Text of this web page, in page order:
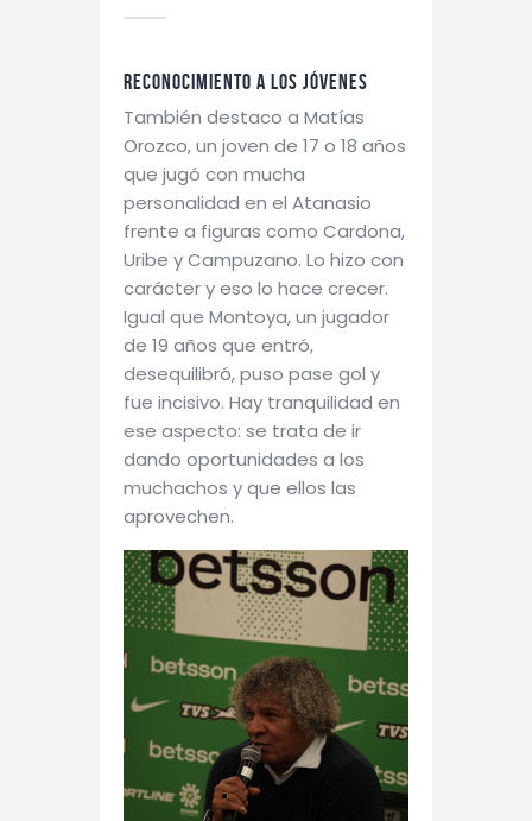
Reconocimiento a los jóvenes
También destaco a Matías
Orozco, un joven de 17 o 18 años
que jugó con mucha
personalidad en el Atanasio
frente a figuras como Cardona,
Uribe y Campuzano. Lo hizo con
carácter y eso lo hace crecer.
Igual que Montoya, un jugador
de 19 años que entró,
desequilibró, puso pase gol y
fue incisivo. Hay tranquilidad en
ese aspecto: se trata de ir
dando oportunidades a los
muchachos y que ellos las
aprovechen.